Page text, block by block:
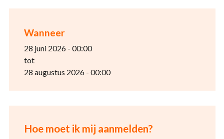
Wanneer
28 juni 2026 - 00:00
tot
28 augustus 2026 - 00:00
Hoe moet ik mij aanmelden?